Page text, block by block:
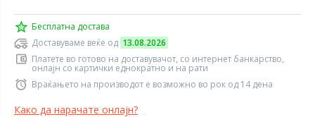
Бесплатна достава
Доставуваме веќе од 13.08.2026
Платете во готово на доставувачот, со интернет банкарство,
онлајн со картички еднократно и на рати
Враќањето на производот е возможно во рок од 14 дена
Како да нарачате онлајн?